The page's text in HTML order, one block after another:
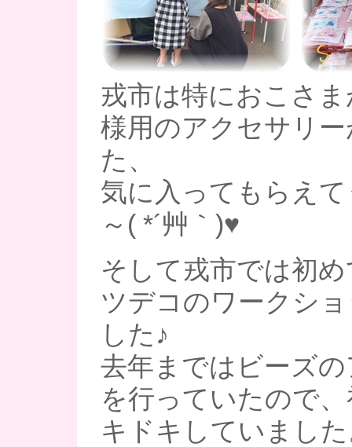
戎市は特におこさ
様用のアクセサリ
た、
気に入ってもらえ
～( *´艸｀)♥
そして戎市では初
ツデコのワークシ
した♪
去年まではビーズ
を行っていたので
キドキしていまし